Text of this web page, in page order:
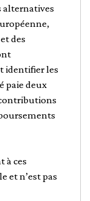
alternatives
des
identifier les
paie deux
à ces
et n’est pas